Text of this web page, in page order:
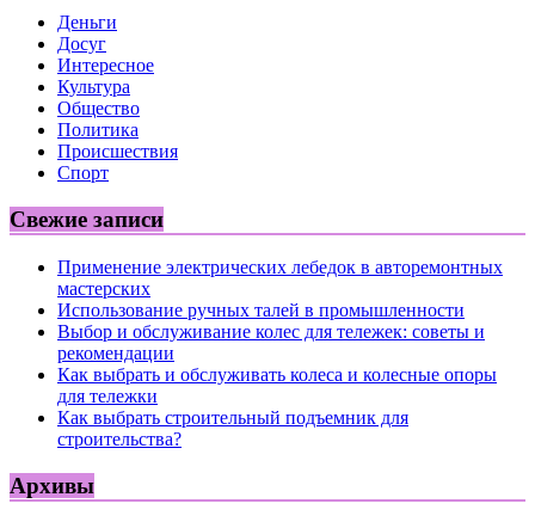
Деньги
Досуг
Интересное
Культура
Общество
Политика
Происшествия
Спорт
Свежие записи
Применение электрических лебедок в авторемонтных
мастерских
Использование ручных талей в промышленности
Выбор и обслуживание колес для тележек: советы и
рекомендации
Как выбрать и обслуживать колеса и колесные опоры
для тележки
Как выбрать строительный подъемник для
строительства?
Архивы